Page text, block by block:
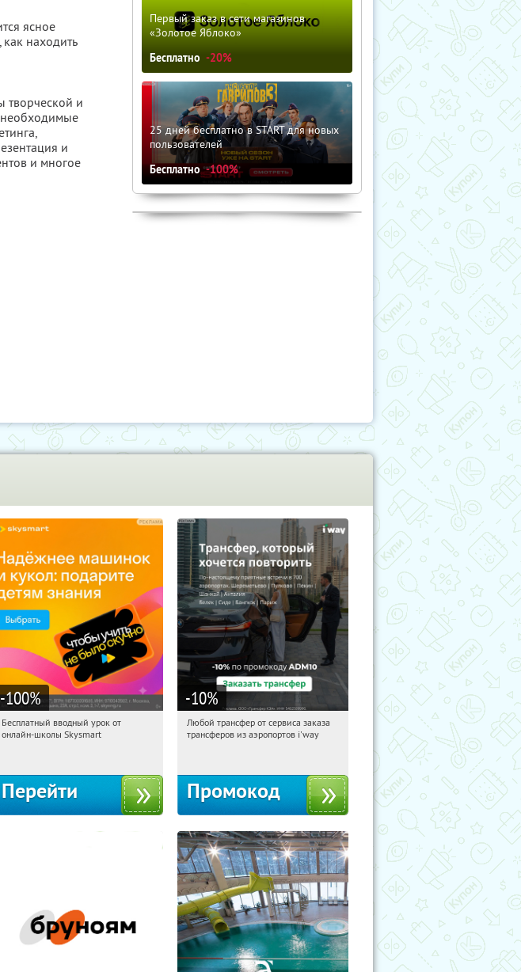
ясное
находить
творческой и
необходимые
и
и многое
Первый заказ в сети магазинов
«Золотое Яблоко»
Бесплатно -20%
25 дней бесплатно в START для новых
пользователей
Бесплатно -100%
-100%
11:51:30
Получи первым!
Бесплатный вводный урок от
онлайн-школы Skysmart
Перейти
-10%
11:51:30
Получи первым!
Любой трансфер от сервиса заказа
трансферов из аэропортов i'way
Промокод